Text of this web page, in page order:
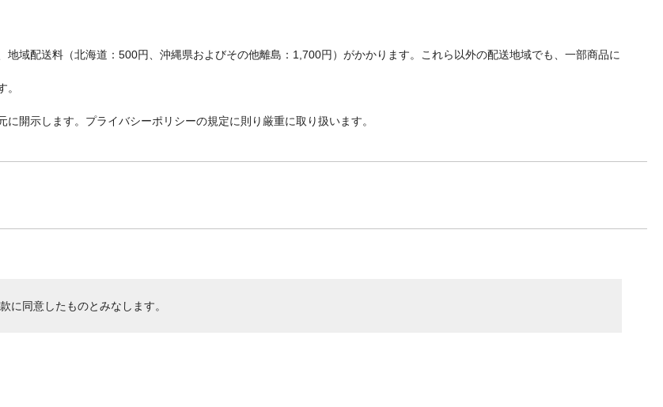
域配送料（北海道：500円、沖縄県およびその他離島：1,700円）がかかります。これら以外の配送地域でも、一部商品に
開示します。プライバシーポリシーの規定に則り厳重に取り扱います。
に同意したものとみなします。